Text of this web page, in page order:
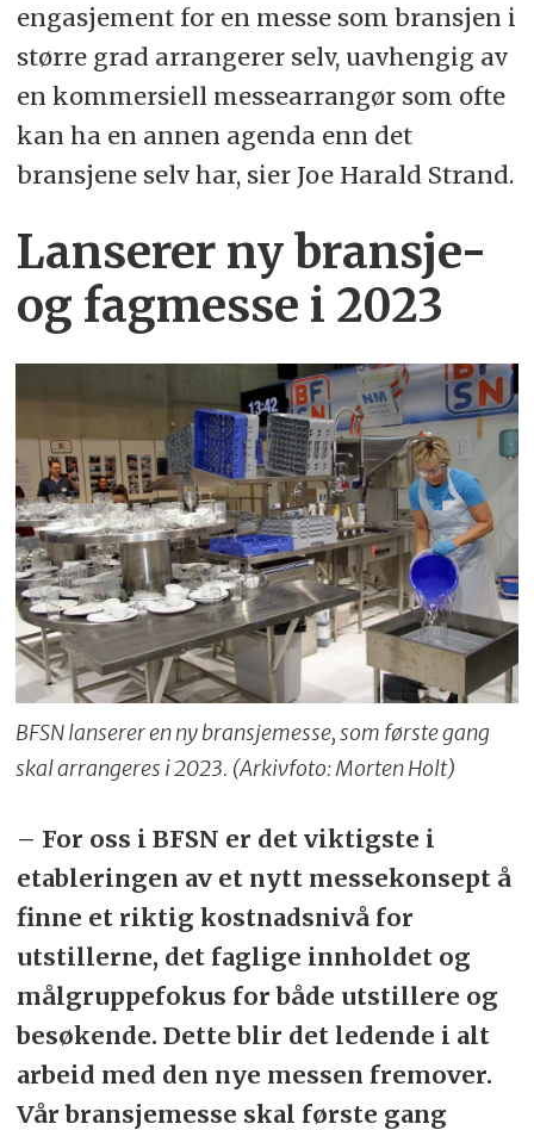
engasjement for en messe som bransjen i
større grad arrangerer selv, uavhengig av
en kommersiell messearrangør som ofte
kan ha en annen agenda enn det
bransjene selv har, sier Joe Harald Strand.
Lanserer ny bransje-
og fagmesse i 2023
BFSN lanserer en ny bransjemesse, som første gang
skal arrangeres i 2023. (Arkivfoto: Morten Holt)
– For oss i BFSN er det viktigste i
etableringen av et nytt messekonsept å
finne et riktig kostnadsnivå for
utstillerne, det faglige innholdet og
målgruppefokus for både utstillere og
besøkende. Dette blir det ledende i alt
arbeid med den nye messen fremover.
Vår bransjemesse skal første gang